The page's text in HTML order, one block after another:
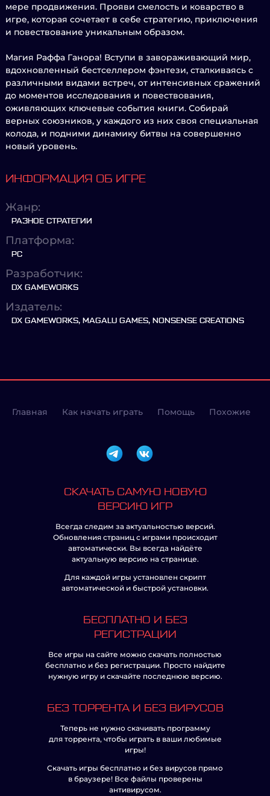
мере продвижения. Прояви смелость и коварство в
игре, которая сочетает в себе стратегию, приключения
и повествование уникальным образом.
Магия Раффа Ганора! Вступи в завораживающий мир,
вдохновленный бестселлером фэнтези, сталкиваясь с
различными видами встреч, от интенсивных сражений
до моментов исследования и повествования,
оживляющих ключевые события книги. Собирай
верных союзников, у каждого из них своя специальная
колода, и подними динамику битвы на совершенно
новый уровень.
ИНФОРМАЦИЯ ОБ ИГРЕ
Жанр:
РАЗНОЕ СТРАТЕГИИ
Платформа:
PC
Разработчик:
DX GAMEWORKS
Издатель:
DX GAMEWORKS, MAGALU GAMES, NONSENSE CREATIONS
Главная Как начать играть Помощь Похожие
СКАЧАТЬ САМУЮ НОВУЮ
ВЕРСИЮ ИГР
Всегда следим за актуальностью версий.
Обновления страниц с играми происходит
автоматически. Вы всегда найдёте
актуальную версию на странице.
Для каждой игры установлен скрипт
автоматической и быстрой установки.
БЕСПЛАТНО И БЕЗ
РЕГИСТРАЦИИ
Все игры на сайте можно скачать полностью
бесплатно и без регистрации. Просто найдите
нужную игру и скачайте последнюю версию.
БЕЗ ТОРРЕНТА И БЕЗ ВИРУСОВ
Теперь не нужно скачивать программу
для торрента, чтобы играть в ваши любимые
игры!
Скачать игры бесплатно и без вирусов прямо
в браузере! Все файлы проверены
антивирусом.